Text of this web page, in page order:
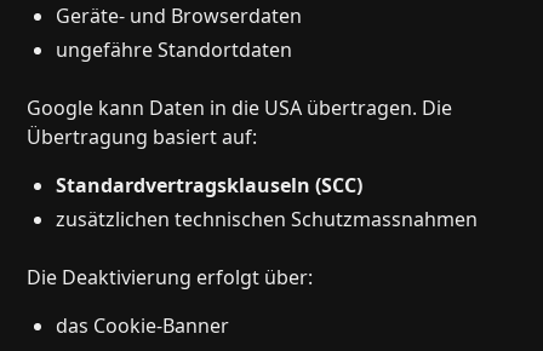
Geräte- und Browserdaten
ungefähre Standortdaten
Google kann Daten in die USA übertragen. Die
Übertragung basiert auf:
Standardvertragsklauseln (SCC)
zusätzlichen technischen Schutzmassnahmen
Die Deaktivierung erfolgt über:
das Cookie-Banner